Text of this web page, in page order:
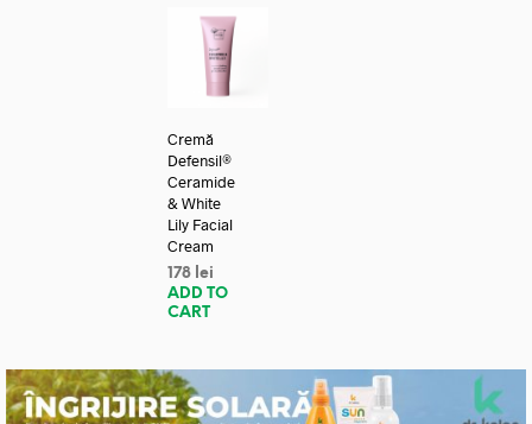
Cremă
Defensil®
Ceramide
& White
Lily Facial
Cream
178 lei
ADD TO
CART